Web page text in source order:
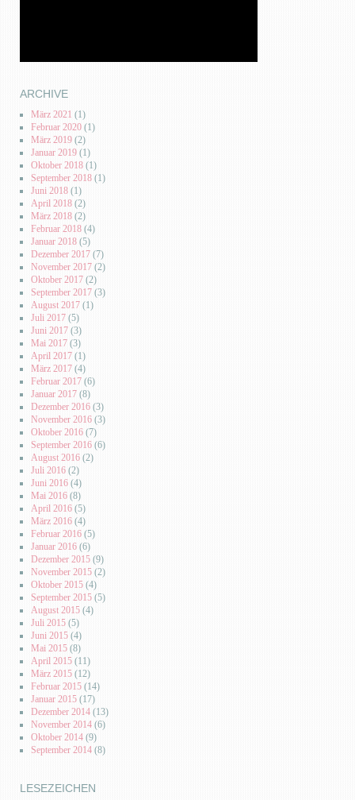
ARCHIVE
März 2021 (1)
Februar 2020 (1)
März 2019 (2)
Januar 2019 (1)
Oktober 2018 (1)
September 2018 (1)
Juni 2018 (1)
April 2018 (2)
März 2018 (2)
Februar 2018 (4)
Januar 2018 (5)
Dezember 2017 (7)
November 2017 (2)
Oktober 2017 (2)
September 2017 (3)
August 2017 (1)
Juli 2017 (5)
Juni 2017 (3)
Mai 2017 (3)
April 2017 (1)
März 2017 (4)
Februar 2017 (6)
Januar 2017 (8)
Dezember 2016 (3)
November 2016 (3)
Oktober 2016 (7)
September 2016 (6)
August 2016 (2)
Juli 2016 (2)
Juni 2016 (4)
Mai 2016 (8)
April 2016 (5)
März 2016 (4)
Februar 2016 (5)
Januar 2016 (6)
Dezember 2015 (9)
November 2015 (2)
Oktober 2015 (4)
September 2015 (5)
August 2015 (4)
Juli 2015 (5)
Juni 2015 (4)
Mai 2015 (8)
April 2015 (11)
März 2015 (12)
Februar 2015 (14)
Januar 2015 (17)
Dezember 2014 (13)
November 2014 (6)
Oktober 2014 (9)
September 2014 (8)
LESEZEICHEN